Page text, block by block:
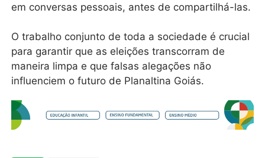
em conversas pessoais, antes de compartilhá-las.
O trabalho conjunto de toda a sociedade é crucial
para garantir que as eleições transcorram de
maneira limpa e que falsas alegações não
influenciem o futuro de Planaltina Goiás.